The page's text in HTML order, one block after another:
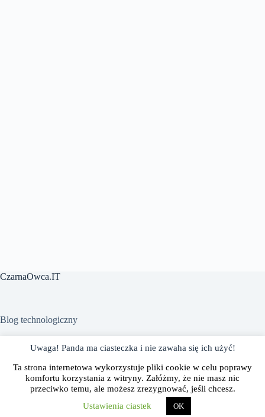
CzarnaOwca.IT
Blog technologiczny
Współpraca
O mnie
Uwaga! Panda ma ciasteczka i nie zawaha się ich użyć!
Ta strona internetowa wykorzystuje pliki cookie w celu poprawy
komfortu korzystania z witryny. Załóżmy, że nie masz nic
przeciwko temu, ale możesz zrezygnować, jeśli chcesz.
Ustawienia ciastek
OK